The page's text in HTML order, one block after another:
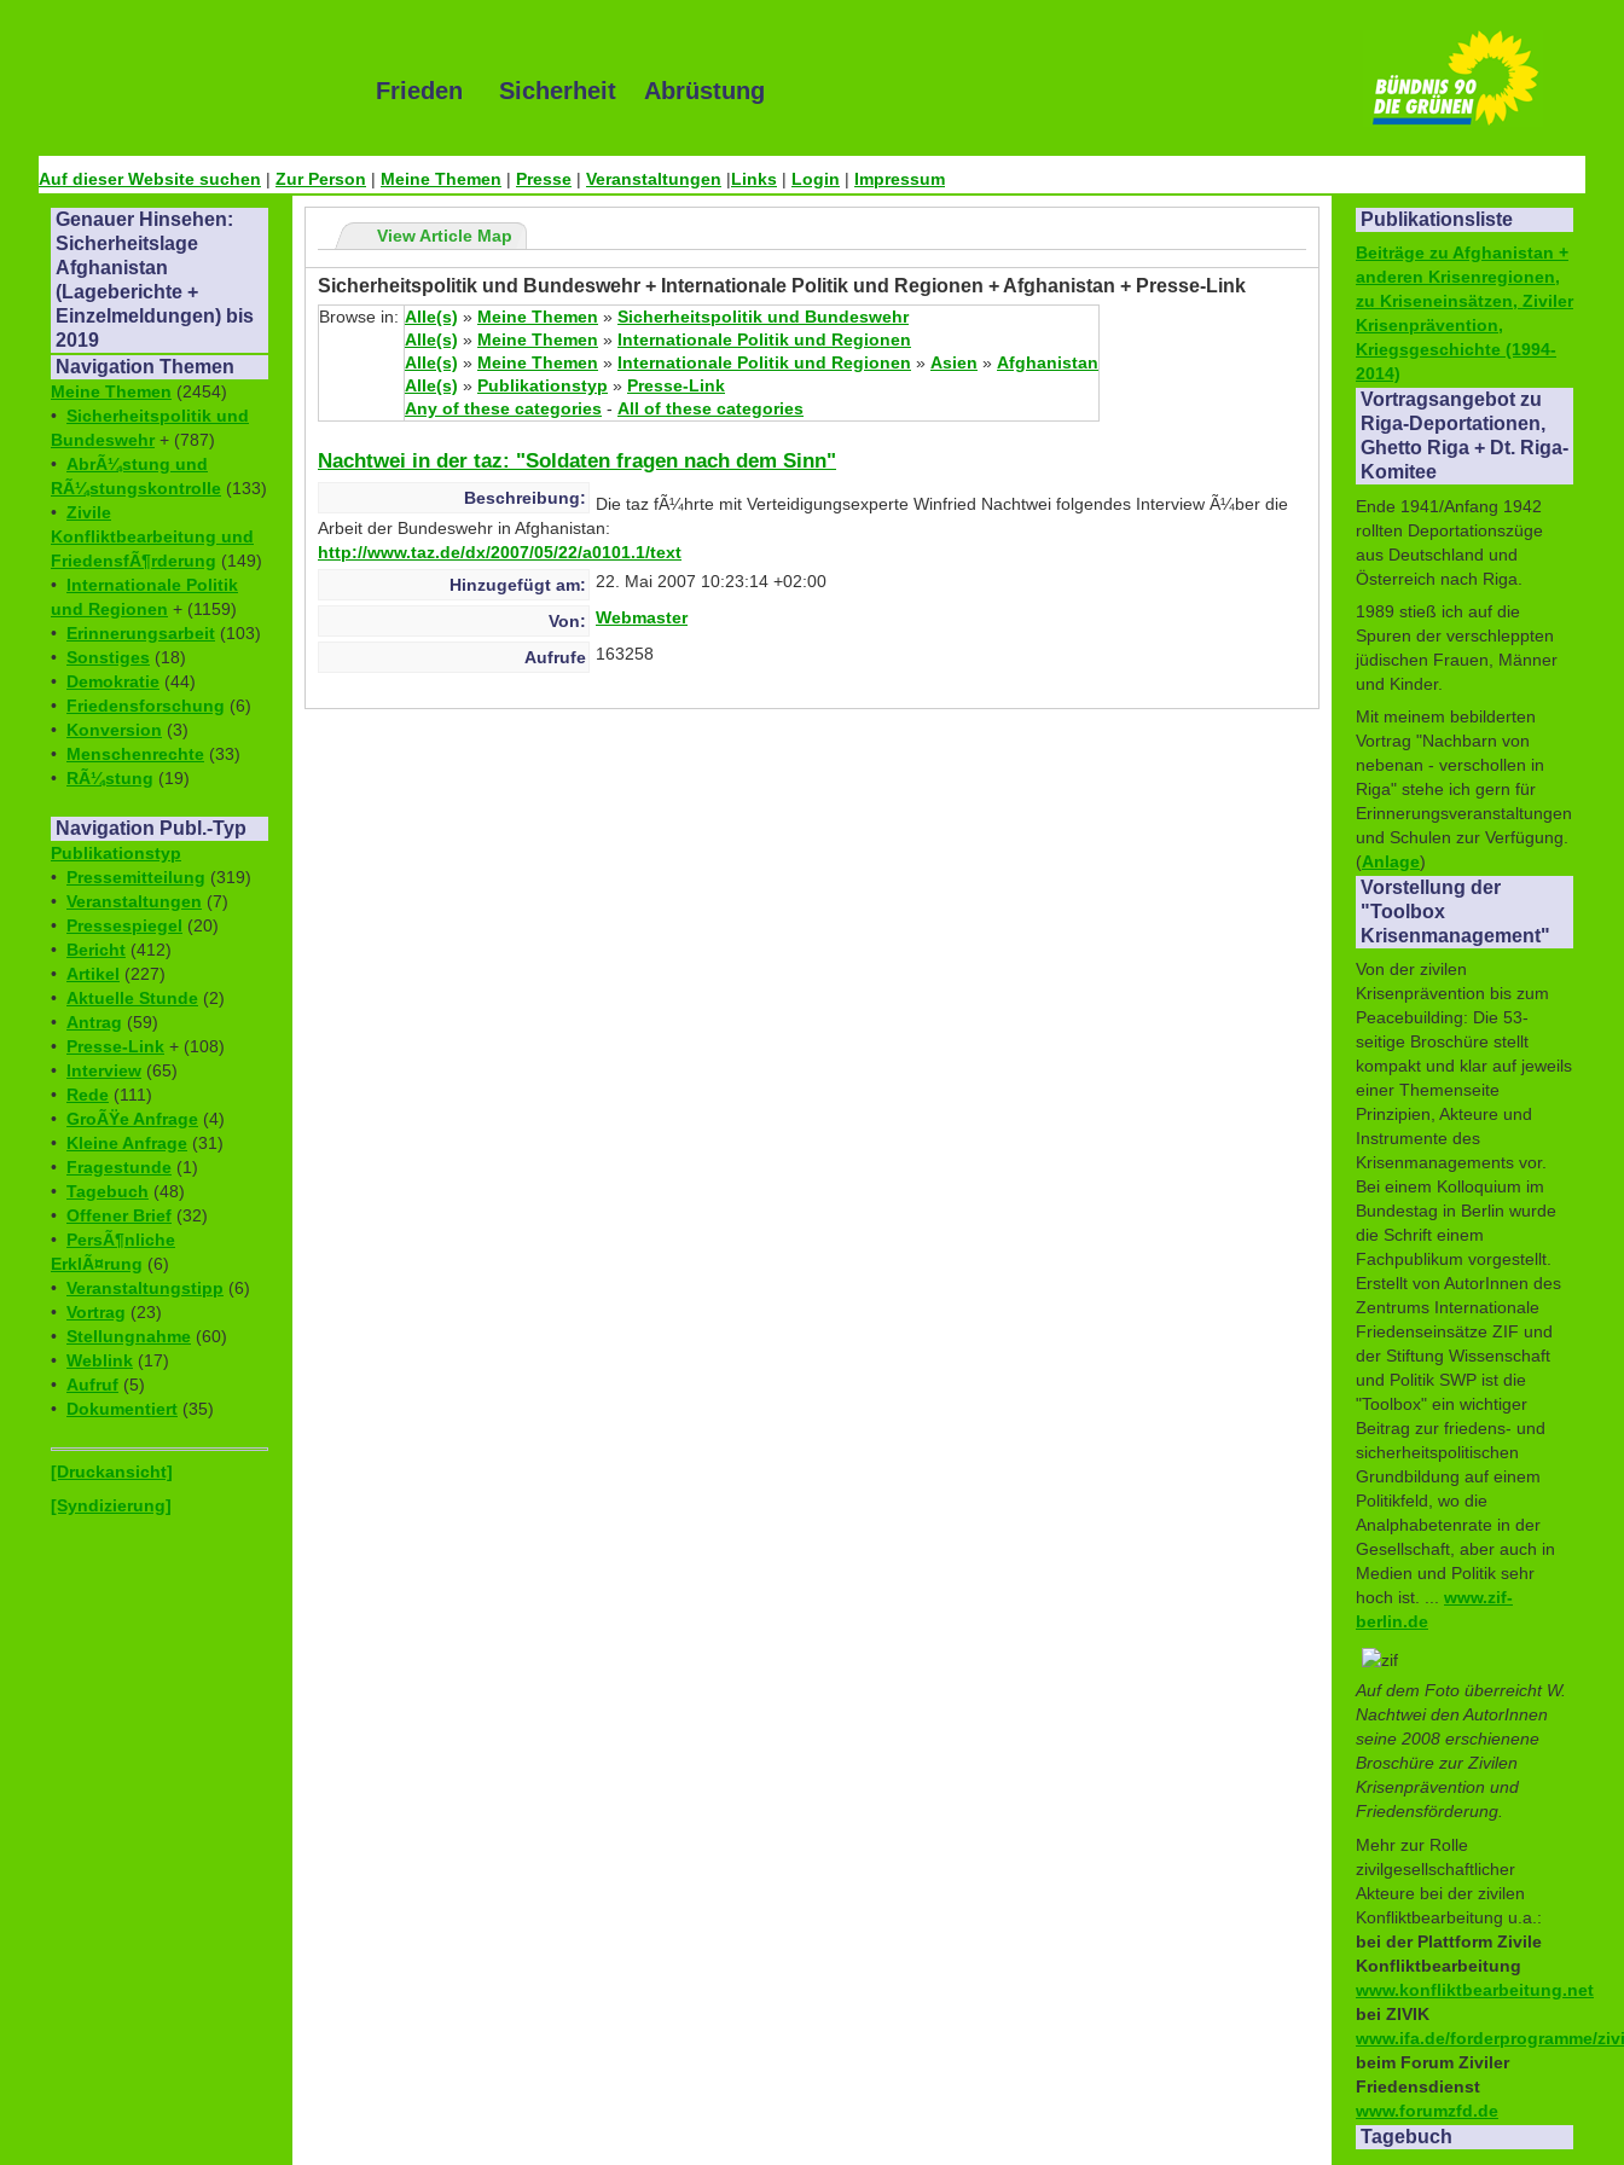
Frieden Sicherheit Abrüstung
Auf dieser Website suchen | Zur Person | Meine Themen | Presse | Veranstaltungen |Links | Login | Impressum
Genauer Hinsehen:
Sicherheitslage
Afghanistan
(Lageberichte +
Einzelmeldungen) bis
2019
Navigation Themen
Meine Themen (2454)
• Sicherheitspolitik und
Bundeswehr + (787)
• AbrÃ¼stung und
RÃ¼stungskontrolle (133)
• Zivile
Konfliktbearbeitung und
FriedensfÃ¶rderung (149)
• Internationale Politik
und Regionen + (1159)
• Erinnerungsarbeit (103)
• Sonstiges (18)
• Demokratie (44)
• Friedensforschung (6)
• Konversion (3)
• Menschenrechte (33)
• RÃ¼stung (19)
Navigation Publ.-Typ
Publikationstyp
• Pressemitteilung (319)
• Veranstaltungen (7)
• Pressespiegel (20)
• Bericht (412)
• Artikel (227)
• Aktuelle Stunde (2)
• Antrag (59)
• Presse-Link + (108)
• Interview (65)
• Rede (111)
• GroÃŸe Anfrage (4)
• Kleine Anfrage (31)
• Fragestunde (1)
• Tagebuch (48)
• Offener Brief (32)
• PersÃ¶nliche
ErklÃ¤rung (6)
• Veranstaltungstipp (6)
• Vortrag (23)
• Stellungnahme (60)
• Weblink (17)
• Aufruf (5)
• Dokumentiert (35)
[Druckansicht]
[Syndizierung]
View Article Map
Sicherheitspolitik und Bundeswehr + Internationale Politik und Regionen + Afghanistan + Presse-Link
Browse in: Alle(s) » Meine Themen » Sicherheitspolitik und Bundeswehr
Alle(s) » Meine Themen » Internationale Politik und Regionen
Alle(s) » Meine Themen » Internationale Politik und Regionen » Asien » Afghanistan
Alle(s) » Publikationstyp » Presse-Link
Any of these categories - All of these categories
Nachtwei in der taz: "Soldaten fragen nach dem Sinn"
Beschreibung:
Die taz fÃ¼hrte mit Verteidigungsexperte Winfried Nachtwei folgendes Interview Ã¼ber die
Arbeit der Bundeswehr in Afghanistan:
http://www.taz.de/dx/2007/05/22/a0101.1/text
Hinzugefügt am:
22. Mai 2007 10:23:14 +02:00
Von: Webmaster
Aufrufe 163258
Publikationsliste
Beiträge zu Afghanistan +
anderen Krisenregionen,
zu Kriseneinsätzen, Ziviler
Krisenprävention,
Kriegsgeschichte (1994-
2014)
Vortragsangebot zu
Riga-Deportationen,
Ghetto Riga + Dt. Riga-
Komitee
Ende 1941/Anfang 1942
rollten Deportationszüge
aus Deutschland und
Österreich nach Riga.
1989 stieß ich auf die
Spuren der verschleppten
jüdischen Frauen, Männer
und Kinder.
Mit meinem bebilderten
Vortrag "Nachbarn von
nebenan - verschollen in
Riga" stehe ich gern für
Erinnerungsveranstaltungen
und Schulen zur Verfügung.
(Anlage)
Vorstellung der
"Toolbox
Krisenmanagement"
Von der zivilen
Krisenprävention bis zum
Peacebuilding: Die 53-
seitige Broschüre stellt
kompakt und klar auf jeweils
einer Themenseite
Prinzipien, Akteure und
Instrumente des
Krisenmanagements vor.
Bei einem Kolloquium im
Bundestag in Berlin wurde
die Schrift einem
Fachpublikum vorgestellt.
Erstellt von AutorInnen des
Zentrums Internationale
Friedenseinsätze ZIF und
der Stiftung Wissenschaft
und Politik SWP ist die
"Toolbox" ein wichtiger
Beitrag zur friedens- und
sicherheitspolitischen
Grundbildung auf einem
Politikfeld, wo die
Analphabetenrate in der
Gesellschaft, aber auch in
Medien und Politik sehr
hoch ist. ... www.zif-
berlin.de
Auf dem Foto überreicht W.
Nachtwei den AutorInnen
seine 2008 erschienene
Broschüre zur Zivilen
Krisenprävention und
Friedensförderung.
Mehr zur Rolle
zivilgesellschaftlicher
Akteure bei der zivilen
Konfliktbearbeitung u.a.:
bei der Plattform Zivile
Konfliktbearbeitung
www.konfliktbearbeitung.net
bei ZIVIK
www.ifa.de/forderprogramme/
beim Forum Ziviler
Friedensdienst
www.forumzfd.de
Tagebuch